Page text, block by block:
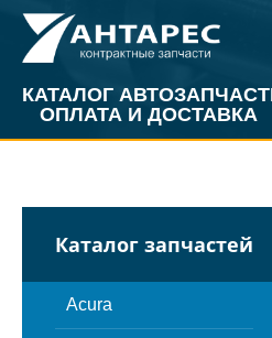
КАТАЛОГ
ОПЛАТА И ДОСТАВКА
Каталог запчастей
Acura